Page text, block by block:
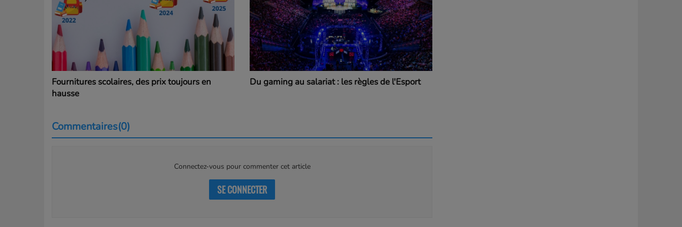
Fournitures scolaires, des prix toujours en
hausse
Du gaming au salariat : les règles de l'Esport
Commentaires(0)
Connectez-vous pour commenter cet article
SE CONNECTER